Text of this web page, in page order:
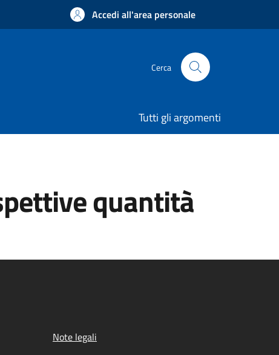
Accedi all'area personale
Cerca
Tutti gli argomenti
quantità
Note legali